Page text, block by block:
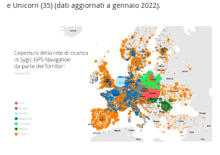
e Unicorn (35) (dati aggiornati a gennaio 2022).